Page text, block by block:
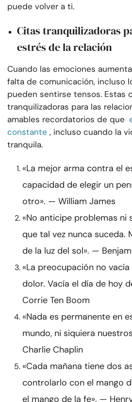
puede volver a ti.
Citas tranquilizadoras
estrés de la relación
Cuando las emociones
falta de comunicación, incluso
pueden sentirse tensos. Estas
tranquilizadoras para las
amables recordatorios de que
constante , incluso cuando la
tranquila.
«La mejor arma contra el
capacidad de elegir un
otro». — William James
«No anticipe problemas ni
que tal vez nunca suceda.
de la luz del sol». —
«La preocupación no
dolor. Vacía el día de hoy
Corrie Ten Boom
«Nada es permanente en
mundo, ni siquiera
Charlie Chaplin
«Cada mañana tiene dos
controlarlo con el mango
el mango de la fe». —